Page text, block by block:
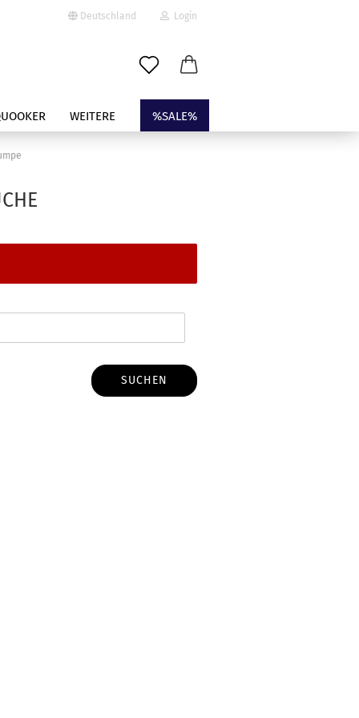
Deutschland Login
erstellen
%SALE%
WEITERE
SUCHEN